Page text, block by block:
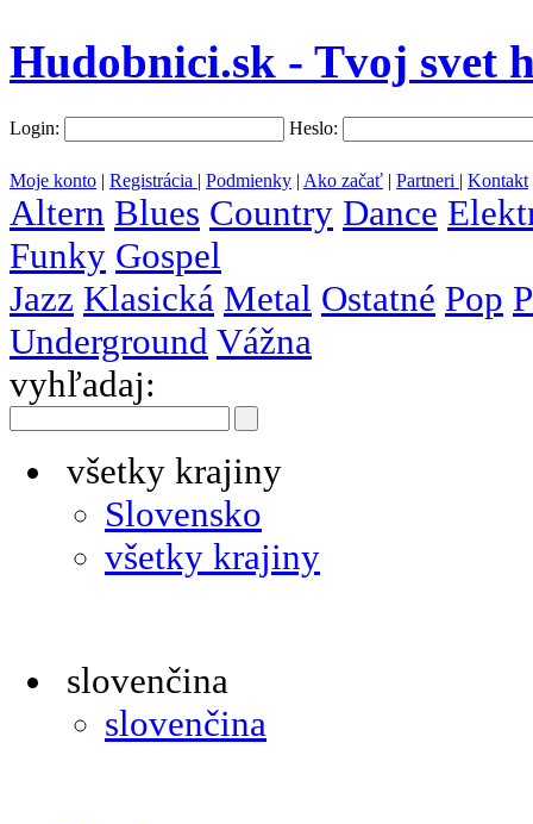
Hudobnici.sk - Tvoj svet
Login: Heslo:
Moje konto | Registrácia | Podmienky | Ako začať | Partneri | Kontakt
Altern Blues Country Dance
Funky Gospel
Jazz Klasická Metal Ostatné Pop
Underground Vážna
vyhľadaj:
všetky krajiny
Slovensko
všetky krajiny
slovenčina
slovenčina